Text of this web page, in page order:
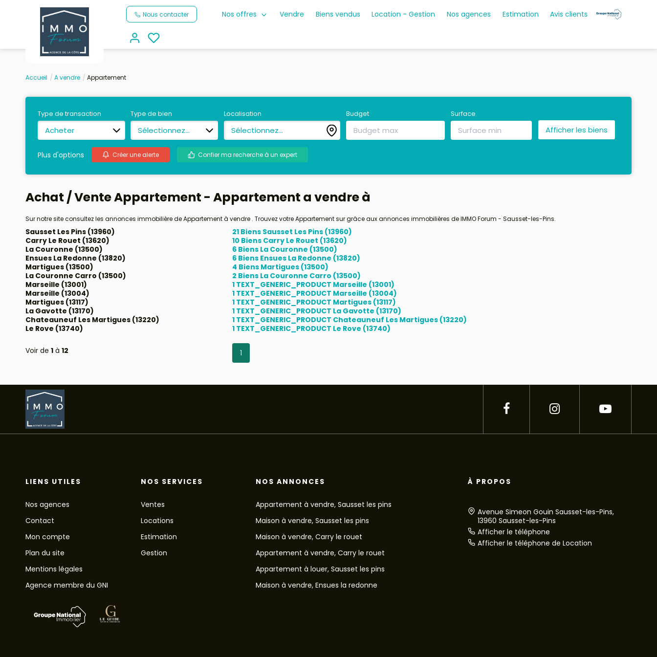
Nous contacter Nos offres Vendre Biens vendus Location - Gestion Nos agences Estimation Avis clients
Accueil A vendre Appartement
Type de transaction
Acheter
Type de bien
Sélectionnez...
Localisation
Sélectionnez...
Budget Surface
Plus d'options Créer une alerte Confier ma recherche à un expert
Achat / Vente Appartement - Appartement a vendre à
Sur notre site consultez les annonces immobilière de Appartement à vendre . Trouvez votre Appartement sur grâce aux annonces immobilières de IMMO Forum - Sausset-les-Pins.
Sausset Les Pins (13960)
21 Biens Sausset Les Pins (13960)
Carry Le Rouet (13620)
10 Biens Carry Le Rouet (13620)
La Couronne (13500)
6 Biens La Couronne (13500)
Ensues La Redonne (13820)
6 Biens Ensues La Redonne (13820)
Martigues (13500)
4 Biens Martigues (13500)
La Couronne Carro (13500)
2 Biens La Couronne Carro (13500)
Marseille (13001)
1 TEXT_GENERIC_PRODUCT Marseille (13001)
Marseille (13004)
1 TEXT_GENERIC_PRODUCT Marseille (13004)
Martigues (13117)
1 TEXT_GENERIC_PRODUCT Martigues (13117)
La Gavotte (13170)
1 TEXT_GENERIC_PRODUCT La Gavotte (13170)
Chateauneuf Les Martigues (13220)
1 TEXT_GENERIC_PRODUCT Chateauneuf Les Martigues (13220)
Le Rove (13740)
1 TEXT_GENERIC_PRODUCT Le Rove (13740)
Voir de 1 à 12 1
LIENS UTILES
Nos agences
Contact
Mon compte
Plan du site
Mentions légales
Agence membre du GNI
NOS SERVICES
Ventes
Locations
Estimation
Gestion
NOS ANNONCES
Appartement à vendre, Sausset les pins
Maison à vendre, Sausset les pins
Maison à vendre, Carry le rouet
Appartement à vendre, Carry le rouet
Appartement à louer, Sausset les pins
Maison à vendre, Ensues la redonne
À PROPOS
Avenue Simeon Gouin Sausset-les-Pins,
13960 Sausset-les-Pins
Afficher le téléphone
Afficher le téléphone de Location